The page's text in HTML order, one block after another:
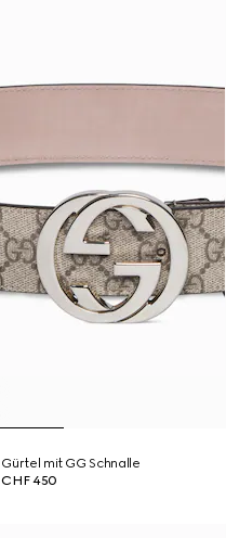
Gürtel mit GG Schnalle
CHF 450